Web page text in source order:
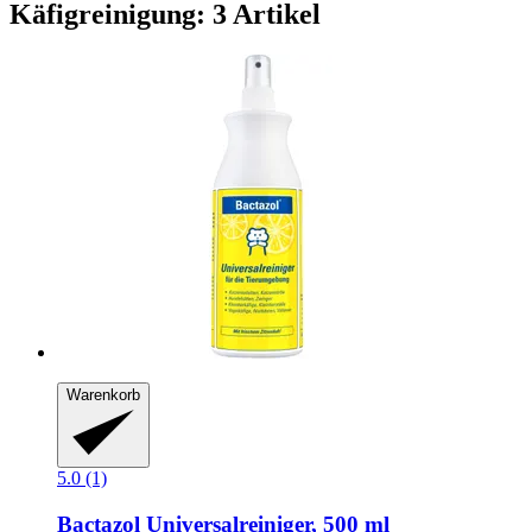
Käfigreinigung: 3 Artikel
Warenkorb
5.0 (1)
Bactazol Universalreiniger, 500 ml